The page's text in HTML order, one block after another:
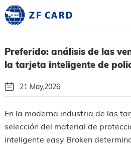
Preferido: análisis de las
la tarjeta inteligente de
21 May,2026
Nos Sigue
En la moderna industria de las
selección del material de
inteligente easy Broken